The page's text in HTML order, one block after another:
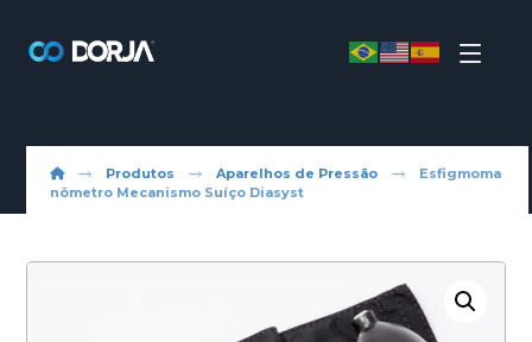
Produtos Aparelhos de Pressão
Esfigmoma
nômetro Mecanismo Suíço Diasyst